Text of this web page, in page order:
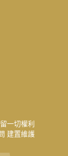
一切權利
建置維護